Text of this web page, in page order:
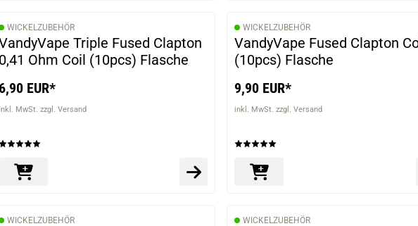
WICKELZUBEHÖR
Triple Fused Clapton
0,41 Ohm Coil (10pcs) Flasche
6,90 EUR*
inkl. MwSt. zzgl. Versand
WICKELZUBEHÖR
VandyVape Fused Clapton
(10pcs) Flasche
9,90 EUR*
inkl. MwSt. zzgl. Versand
WICKELZUBEHÖR WICKELZUBEHÖR